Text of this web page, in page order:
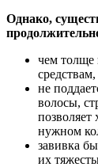
Однако,
чем толще
не
волосы,
позволяет
нужном
завивка
их